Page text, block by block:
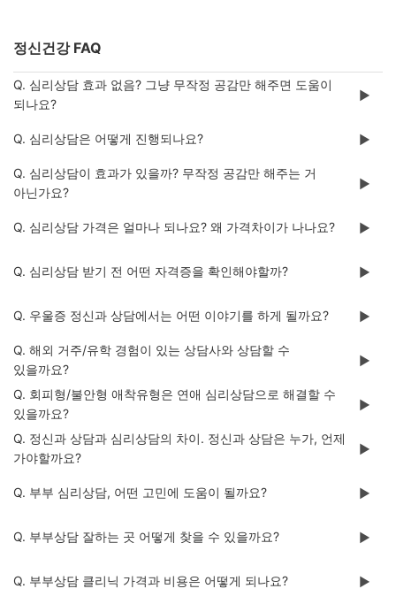
정신건강 FAQ
Q. 심리상담 효과 없음? 그냥 무작정 공감만 해주면 도움이
되나요?
▶️
Q. 심리상담은 어떻게 진행되나요? ▶️
Q. 심리상담이 효과가 있을까? 무작정 공감만 해주는 거
아닌가요?
▶️
Q. 심리상담 가격은 얼마나 되나요? 왜 가격차이가 나나요? ▶️
Q. 심리상담 받기 전 어떤 자격증을 확인해야할까? ▶️
Q. 우울증 정신과 상담에서는 어떤 이야기를 하게 될까요? ▶️
Q. 해외 거주/유학 경험이 있는 상담사와 상담할 수
있을까요?
▶️
Q. 회피형/불안형 애착유형은 연애 심리상담으로 해결할 수
있을까요?
▶️
Q. 정신과 상담과 심리상담의 차이. 정신과 상담은 누가, 언제
가야할까요?
▶️
Q. 부부 심리상담, 어떤 고민에 도움이 될까요? ▶️
Q. 부부상담 잘하는 곳 어떻게 찾을 수 있을까요? ▶️
Q. 부부상담 클리닉 가격과 비용은 어떻게 되나요? ▶️